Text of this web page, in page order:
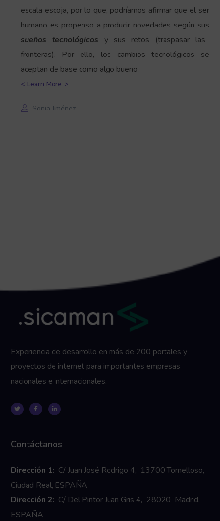
escala escoja, por lo que, podríamos afirmar que el ser
humano es propenso a producir novedades según sus
sueños tecnológicos y sus retos (traspasar las
fronteras). Por ello, los cambios tecnológicos se
aceptan de base como algo bueno.
Learn More
Sonia Jiménez
Experiencia de desarrollo en más de 200 portales y
proyectos de internet para importantes empresas
nacionales e internacionales.
Contáctanos
Dirección 1: C/ Juan José Rodrigo 4, 13700 Tomelloso,
Ciudad Real, ESPAÑA
Dirección 2: C/ Del Pintor Juan Gris 4, 28020 Madrid,
ESPAÑA